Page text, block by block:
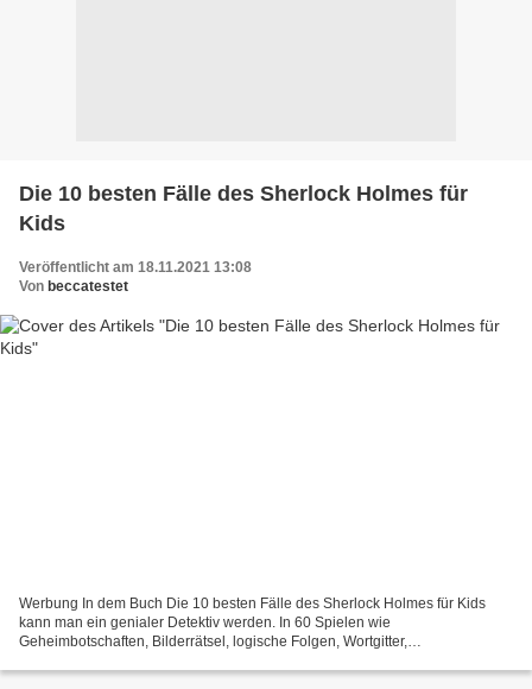
Die 10 besten Fälle des Sherlock Holmes für
Kids
Veröffentlicht am 18.11.2021 13:08
Von beccatestet
Werbung In dem Buch Die 10 besten Fälle des Sherlock Holmes für Kids
kann man ein genialer Detektiv werden. In 60 Spielen wie
Geheimbotschaften, Bilderrätsel, logische Folgen, Wortgitter,